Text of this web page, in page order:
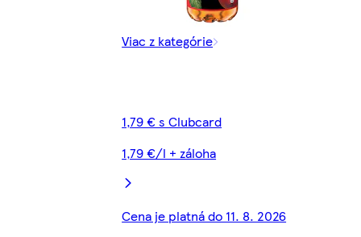
Viac z kategórie
1,79 € s Clubcard
1,79 €/l + záloha
Cena je platná do 11. 8. 2026